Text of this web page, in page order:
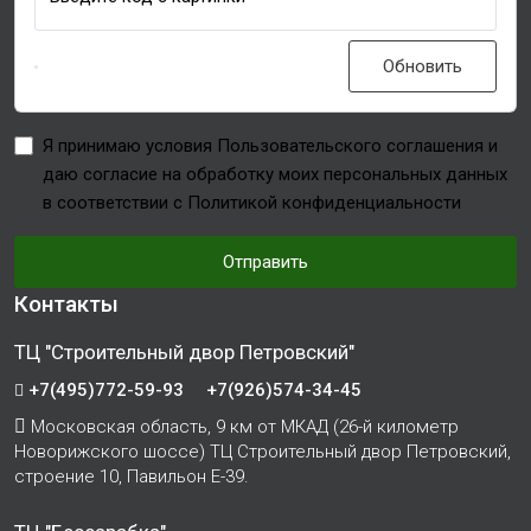
Обновить
Я принимаю условия Пользовательского соглашения и
даю согласие на обработку моих персональных данных
в соответствии с Политикой конфиденциальности
Отправить
Контакты
ТЦ "Строительный двор Петровский"
+7(495)772-59-93
+7(926)574-34-45
Московская область, 9 км от МКАД (26-й километр
Новорижского шоссе) ТЦ Строительный двор Петровский,
строение 10, Павильон Е-39.